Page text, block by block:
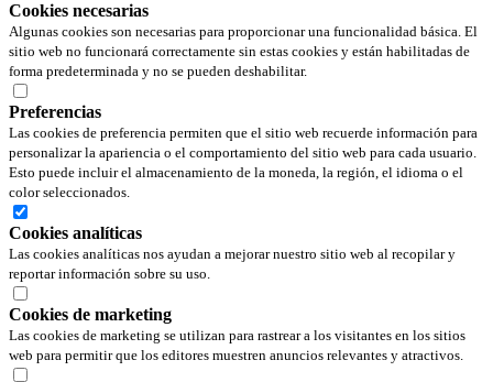
Cookies necesarias
Algunas cookies son necesarias para proporcionar una funcionalidad básica. El
sitio web no funcionará correctamente sin estas cookies y están habilitadas de
forma predeterminada y no se pueden deshabilitar.
Preferencias
Las cookies de preferencia permiten que el sitio web recuerde información para
personalizar la apariencia o el comportamiento del sitio web para cada usuario.
Esto puede incluir el almacenamiento de la moneda, la región, el idioma o el
color seleccionados.
Cookies analíticas
Las cookies analíticas nos ayudan a mejorar nuestro sitio web al recopilar y
reportar información sobre su uso.
Cookies de marketing
Las cookies de marketing se utilizan para rastrear a los visitantes en los sitios
web para permitir que los editores muestren anuncios relevantes y atractivos.